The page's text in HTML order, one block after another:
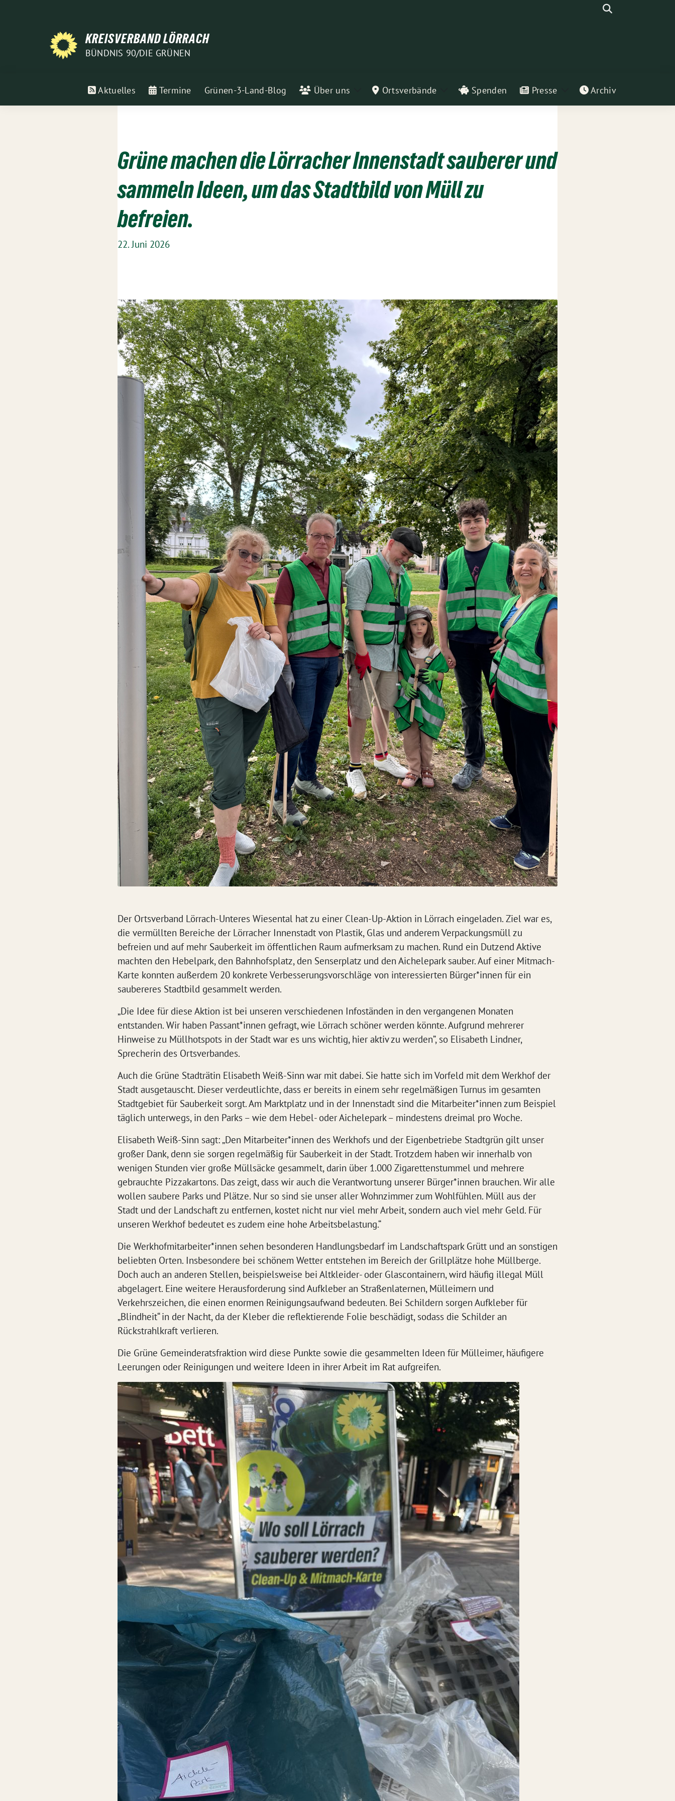
Suche
KREISVERBAND LÖRRACH
BÜNDNIS 90/DIE GRÜNEN
Aktuelles Termine Grünen-3-Land-Blog Über uns
Zeige Ortsverbände
Zeige Spenden Presse
ZeigeArchiv
Grüne machen die Lörracher Innenstadt sauberer und
sammeln Ideen, um das Stadtbild von Müll zu
befreien.
22. Juni 2026
Der Ortsverband Lörrach-Unteres Wiesental hat zu einer Clean-Up-Aktion in Lörrach eingeladen. Ziel war es,
die vermüllten Bereiche der Lörracher Innenstadt von Plastik, Glas und anderem Verpackungsmüll zu
befreien und auf mehr Sauberkeit im öffentlichen Raum aufmerksam zu machen. Rund ein Dutzend Aktive
machten den Hebelpark, den Bahnhofsplatz, den Senserplatz und den Aichelepark sauber. Auf einer Mitmach-
Karte konnten außerdem 20 konkrete Verbesserungsvorschläge von interessierten Bürger*innen für ein
saubereres Stadtbild gesammelt werden.
„Die Idee für diese Aktion ist bei unseren verschiedenen Infoständen in den vergangenen Monaten
entstanden. Wir haben Passant*innen gefragt, wie Lörrach schöner werden könnte. Aufgrund mehrerer
Hinweise zu Müllhotspots in der Stadt war es uns wichtig, hier aktiv zu werden”, so Elisabeth Lindner,
Sprecherin des Ortsverbandes.
Auch die Grüne Stadträtin Elisabeth Weiß-Sinn war mit dabei. Sie hatte sich im Vorfeld mit dem Werkhof der
Stadt ausgetauscht. Dieser verdeutlichte, dass er bereits in einem sehr regelmäßigen Turnus im gesamten
Stadtgebiet für Sauberkeit sorgt. Am Marktplatz und in der Innenstadt sind die Mitarbeiter*innen zum Beispiel
täglich unterwegs, in den Parks – wie dem Hebel- oder Aichelepark – mindestens dreimal pro Woche.
Elisabeth Weiß-Sinn sagt: „Den Mitarbeiter*innen des Werkhofs und der Eigenbetriebe Stadtgrün gilt unser
großer Dank, denn sie sorgen regelmäßig für Sauberkeit in der Stadt. Trotzdem haben wir innerhalb von
wenigen Stunden vier große Müllsäcke gesammelt, darin über 1.000 Zigarettenstummel und mehrere
gebrauchte Pizzakartons. Das zeigt, dass wir auch die Verantwortung unserer Bürger*innen brauchen. Wir alle
wollen saubere Parks und Plätze. Nur so sind sie unser aller Wohnzimmer zum Wohlfühlen. Müll aus der
Stadt und der Landschaft zu entfernen, kostet nicht nur viel mehr Arbeit, sondern auch viel mehr Geld. Für
unseren Werkhof bedeutet es zudem eine hohe Arbeitsbelastung.“
Die Werkhofmitarbeiter*innen sehen besonderen Handlungsbedarf im Landschaftspark Grütt und an sonstigen
beliebten Orten. Insbesondere bei schönem Wetter entstehen im Bereich der Grillplätze hohe Müllberge.
Doch auch an anderen Stellen, beispielsweise bei Altkleider- oder Glascontainern, wird häufig illegal Müll
abgelagert. Eine weitere Herausforderung sind Aufkleber an Straßenlaternen, Mülleimern und
Verkehrszeichen, die einen enormen Reinigungsaufwand bedeuten. Bei Schildern sorgen Aufkleber für
„Blindheit“ in der Nacht, da der Kleber die reflektierende Folie beschädigt, sodass die Schilder an
Rückstrahlkraft verlieren.
Die Grüne Gemeinderatsfraktion wird diese Punkte sowie die gesammelten Ideen für Mülleimer, häufigere
Leerungen oder Reinigungen und weitere Ideen in ihrer Arbeit im Rat aufgreifen.